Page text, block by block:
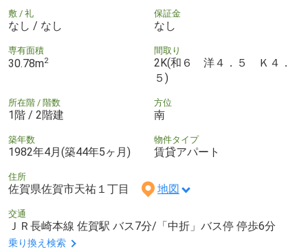
敷 / 礼
なし / なし
保証金
なし
専有面積
30.78m2
間取り
2K(和６ 洋４．５ Ｋ４．
５)
所在階 / 階数
1階 / 2階建
方位
南
築年数
1982年4月(築44年5ヶ月)
物件タイプ
賃貸アパート
住所
佐賀県佐賀市天祐１丁目 地図
交通
ＪＲ長崎本線 佐賀駅 バス7分/「中折」バス停 停歩6分
乗り換え検索